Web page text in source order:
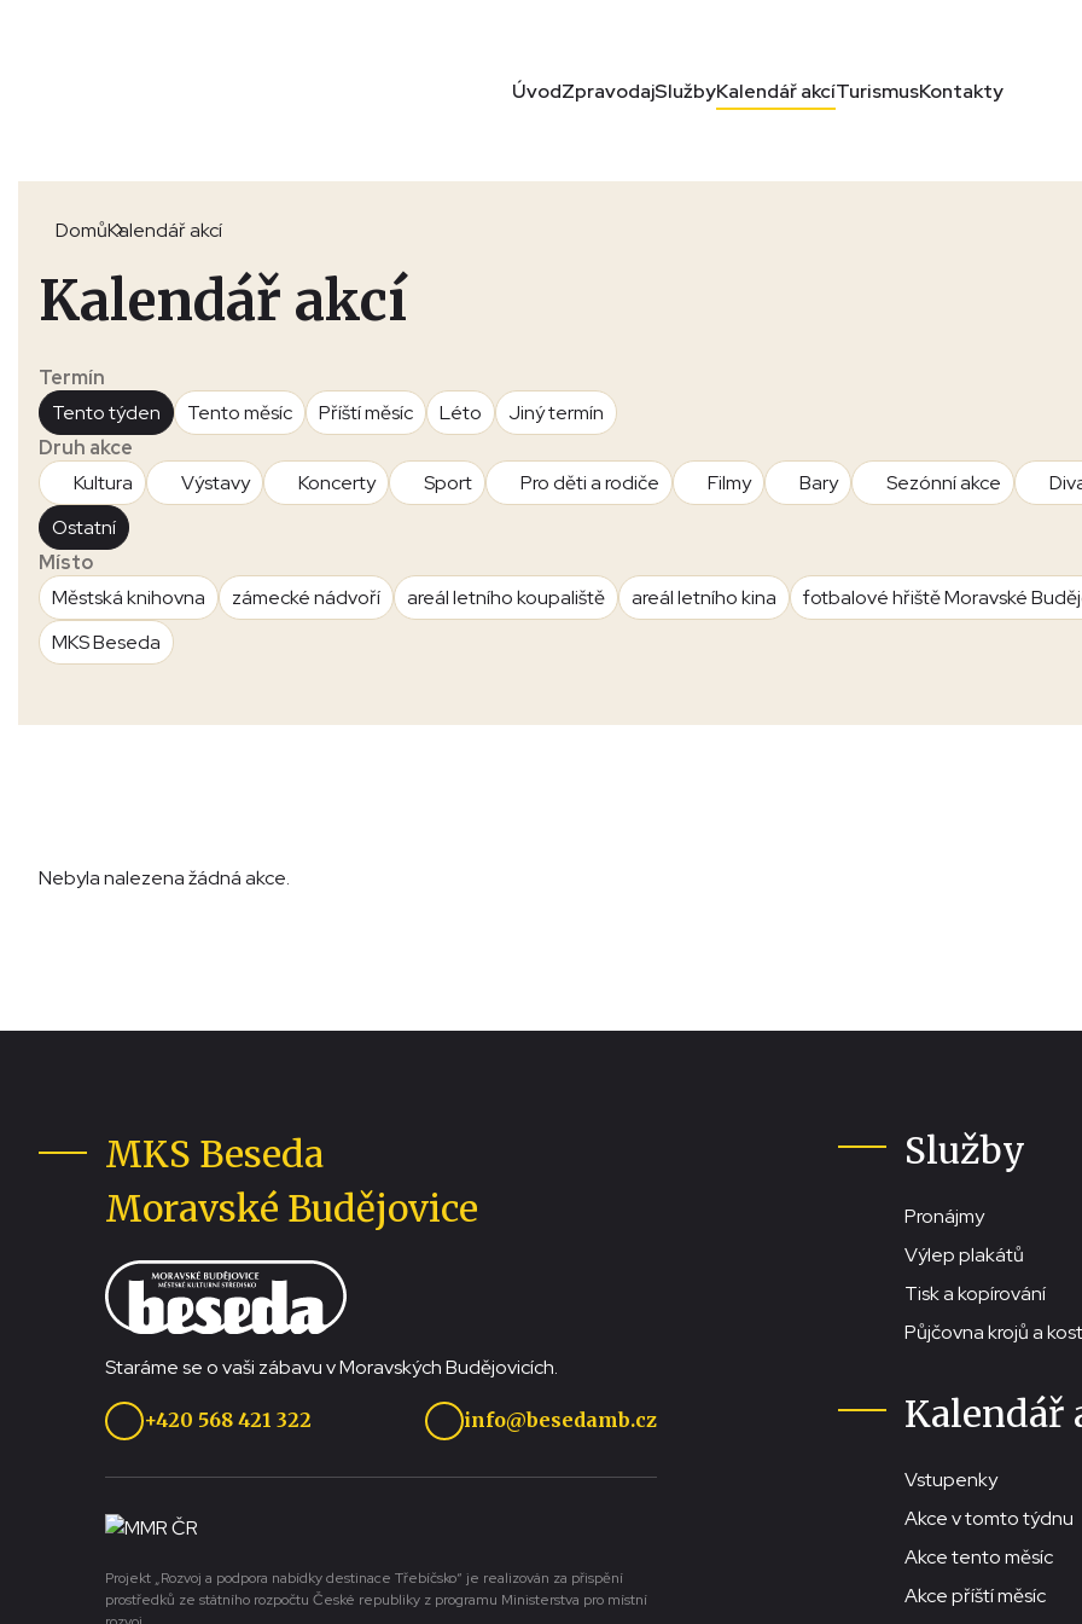
ÚvodZpravodajSlužbyKalendář akcíTurismusKontakty
DomůKalendář akcí
Kalendář akcí
Termín
Tento týden
Tento měsíc Příští měsíc Léto
Jiný termín
Druh akce
Kultura
Výstavy Koncerty Sport Pro děti a rodiče Filmy Bary Sezónní akce
Ostatní
Místo
Městská knihovna
zámecké nádvoří areál letního koupaliště areál letního kina
fotbalové hřiště Moravské
MKS Beseda
Nebyla nalezena žádná akce.
MKS Beseda
Moravské Budějovice
Staráme se o vaši zábavu v Moravských Budějovicích.
+420 568 421 322 info@besedamb.cz
Projekt „Rozvoj a podpora nabídky destinace Třebíčsko“ je realizován za přispění
prostředků ze státního rozpočtu České republiky z programu Ministerstva pro místní
Služby
Pronájmy
Výlep plakátů
Tisk a kopírování
Půjčovna krojů a
Kalendář
Vstupenky
Akce v tomto týdnu
Akce tento měsíc
Akce příští měsíc